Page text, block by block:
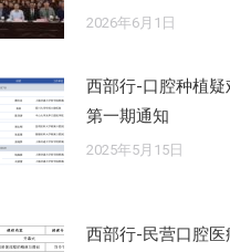
2026年6月1日
西部行-口腔种植
第一期通知
2025年5月15日
西部行-民营口腔